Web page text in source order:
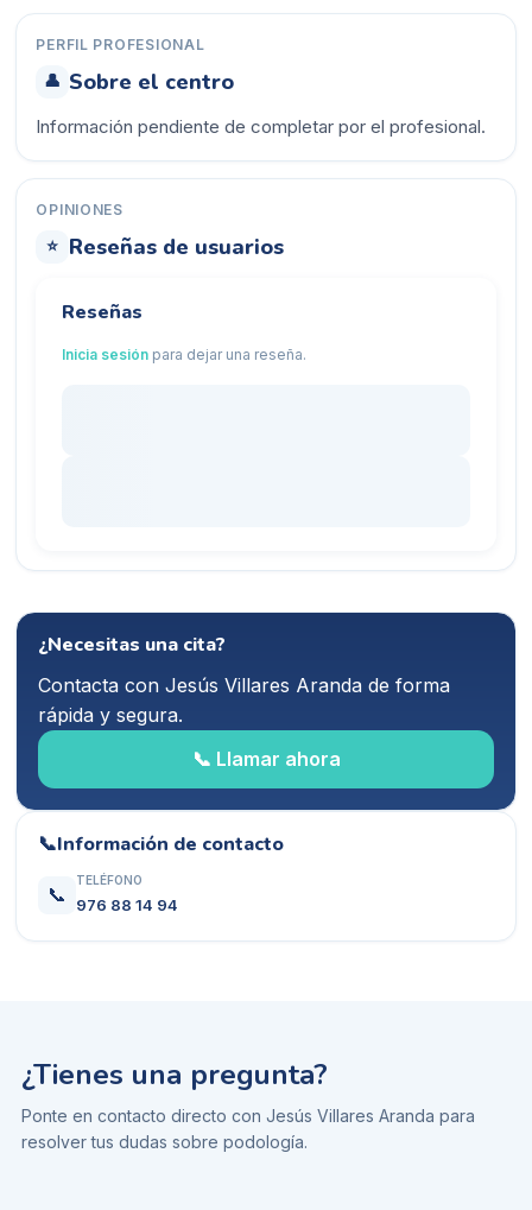
PERFIL PROFESIONAL
👤 Sobre el centro
Información pendiente de completar por el profesional.
OPINIONES
⭐ Reseñas de usuarios
Reseñas
Inicia sesión para dejar una reseña.
¿Necesitas una cita?
Contacta conJesús Villares Aranda de forma
rápida y segura.
📞 Llamar ahora
📞Información de contacto
📞
TELÉFONO
976 88 14 94
¿Tienes una pregunta?
Ponte en contacto directo con Jesús Villares Aranda para
resolver tus dudas sobre podología.